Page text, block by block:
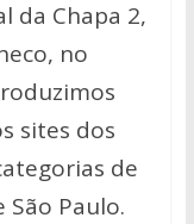
da Chapa 2,
no
sites dos
de
Paulo.